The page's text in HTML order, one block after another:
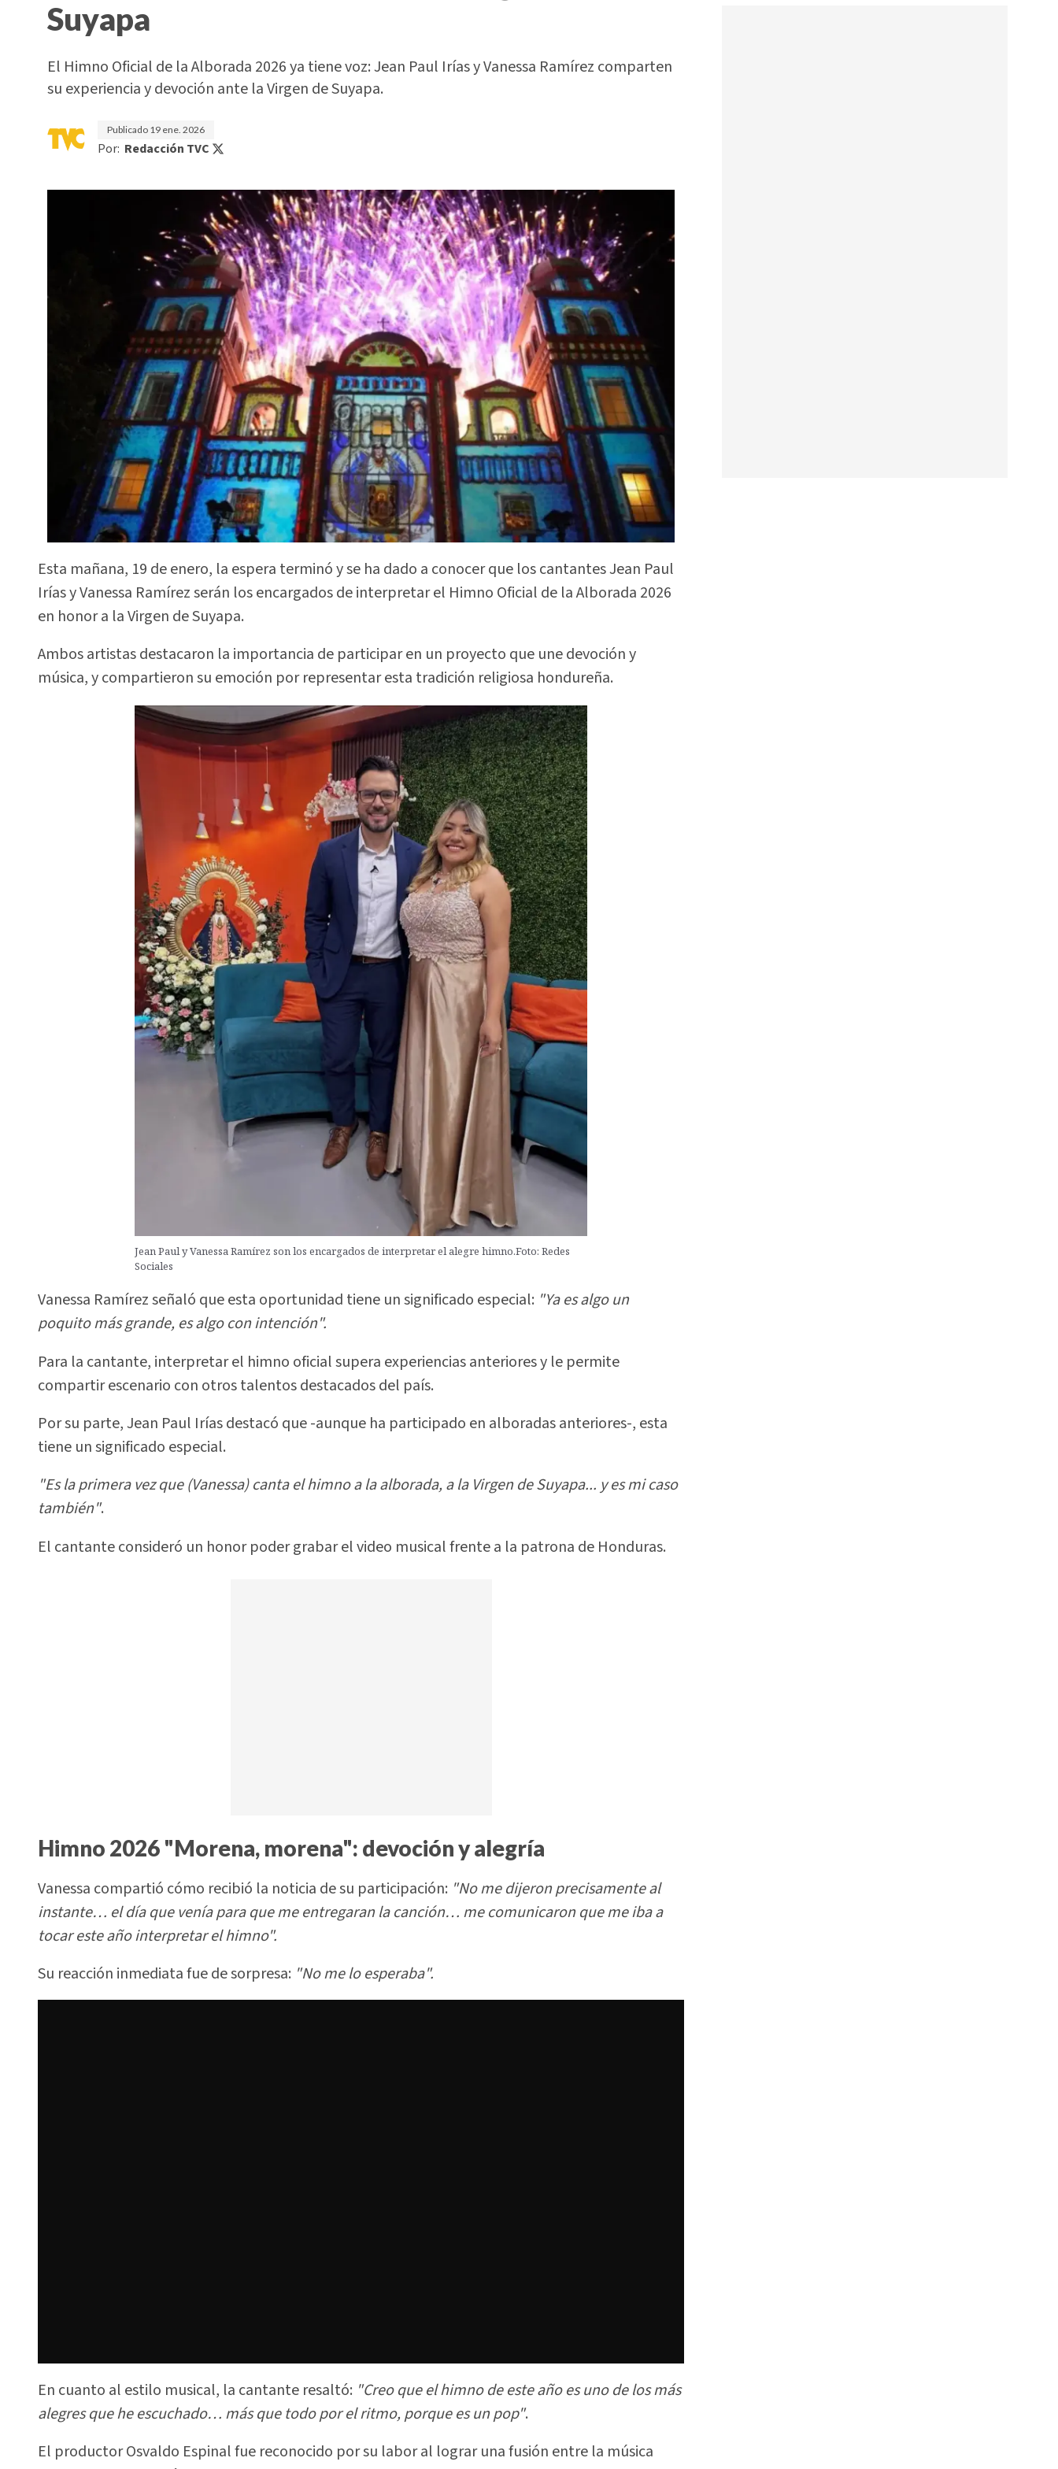
Suyapa
El Himno Oficial de la Alborada 2026 ya tiene voz: Jean Paul Irías y Vanessa Ramírez comparten
su experiencia y devoción ante la Virgen de Suyapa.
Publicado 19 ene. 2026
Por: Redacción TVC
Esta mañana, 19 de enero, la espera terminó y se ha dado a conocer que los cantantes Jean Paul
Irías y Vanessa Ramírez serán los encargados de interpretar el Himno Oficial de la Alborada 2026
en honor a la Virgen de Suyapa.
Ambos artistas destacaron la importancia de participar en un proyecto que une devoción y
música, y compartieron su emoción por representar esta tradición religiosa hondureña.
Jean Paul y Vanessa Ramírez son los encargados de interpretar el alegre himno.Foto: Redes
Sociales
Vanessa Ramírez señaló que esta oportunidad tiene un significado especial: "Ya es algo un
poquito más grande, es algo con intención".
Para la cantante, interpretar el himno oficial supera experiencias anteriores y le permite
compartir escenario con otros talentos destacados del país.
Por su parte, Jean Paul Irías destacó que -aunque ha participado en alboradas anteriores-, esta
tiene un significado especial.
"Es la primera vez que (Vanessa) canta el himno a la alborada, a la Virgen de Suyapa... y es mi caso
también".
El cantante consideró un honor poder grabar el video musical frente a la patrona de Honduras.
Himno 2026 "Morena, morena": devoción y alegría
Vanessa compartió cómo recibió la noticia de su participación: "No me dijeron precisamente al
instante… el día que venía para que me entregaran la canción… me comunicaron que me iba a
tocar este año interpretar el himno".
Su reacción inmediata fue de sorpresa: "No me lo esperaba".
En cuanto al estilo musical, la cantante resaltó: "Creo que el himno de este año es uno de los más
alegres que he escuchado… más que todo por el ritmo, porque es un pop".
El productor Osvaldo Espinal fue reconocido por su labor al lograr una fusión entre la música